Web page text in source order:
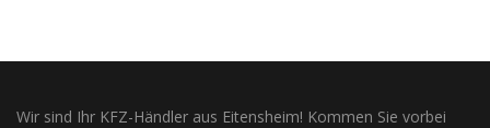
Wir sind Ihr KFZ-Händler aus Eitensheim! Kommen Sie vorbei